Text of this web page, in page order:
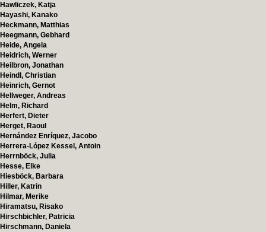
Hawliczek, Katja
Hayashi, Kanako
Heckmann, Matthias
Heegmann, Gebhard
Heide, Angela
Heidrich, Werner
Heilbron, Jonathan
Heindl, Christian
Heinrich, Gernot
Hellweger, Andreas
Helm, Richard
Herfert, Dieter
Herget, Raoul
Hernández Enríquez, Jacobo
Herrera-López Kessel, Antoin
Herrnböck, Julia
Hesse, Elke
Hiesböck, Barbara
Hiller, Katrin
Hilmar, Merike
Hiramatsu, Risako
Hirschbichler, Patricia
Hirschmann, Daniela